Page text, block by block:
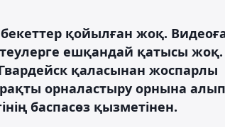
қойылған жоқ.
ешқандай қатысы жоқ.
қаласынан жоспарлы
орналастыру орнына алып
баспасөз қызметінен.